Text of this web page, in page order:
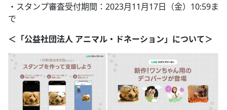
・スタンプ審査受付期間：2023月11月17日（金）10:59ま
で
＜「公益社団法人 アニマル・ドネーション」について＞